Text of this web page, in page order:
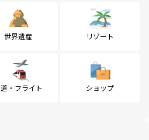
世界遺産 リゾート
・フライト ショップ